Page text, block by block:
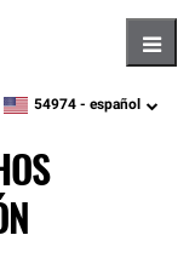
zipcode, language
54974 - español